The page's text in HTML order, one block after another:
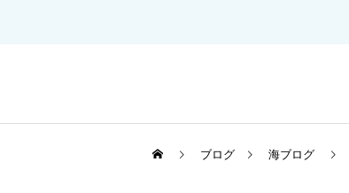
ブログ 海ブログ